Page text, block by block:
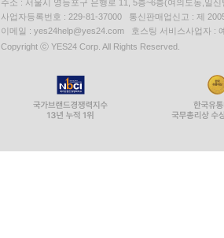
주소 : 서울시 영등포구 은행로 11, 5층~6층(여의도동,일신
사업자등록번호 : 229-81-37000 통신판매업신고 : 제
이메일 : yes24help@yes24.com 호스팅 서비스사업자 :
Copyright ⓒ YES24 Corp. All Rights Reserved.